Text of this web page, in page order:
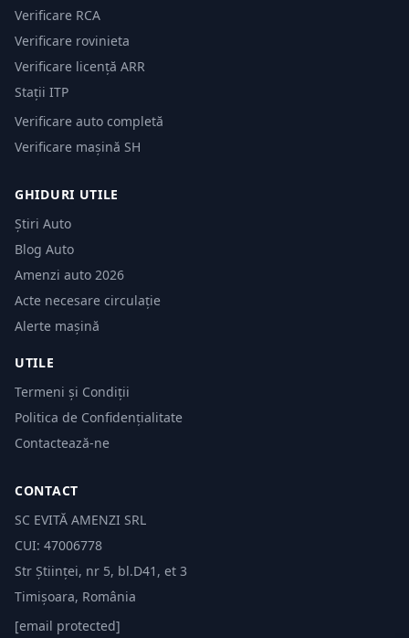
Verificare RCA
Verificare rovinieta
Verificare licență ARR
Stații ITP
Verificare auto completă
Verificare mașină SH
GHIDURI UTILE
Știri Auto
Blog Auto
Amenzi auto 2026
Acte necesare circulație
Alerte mașină
UTILE
Termeni și Condiții
Politica de Confidențialitate
Contactează-ne
CONTACT
SC EVITĂ AMENZI SRL
CUI: 47006778
Str Științei, nr 5, bl.D41, et 3
Timișoara, România
[email protected]